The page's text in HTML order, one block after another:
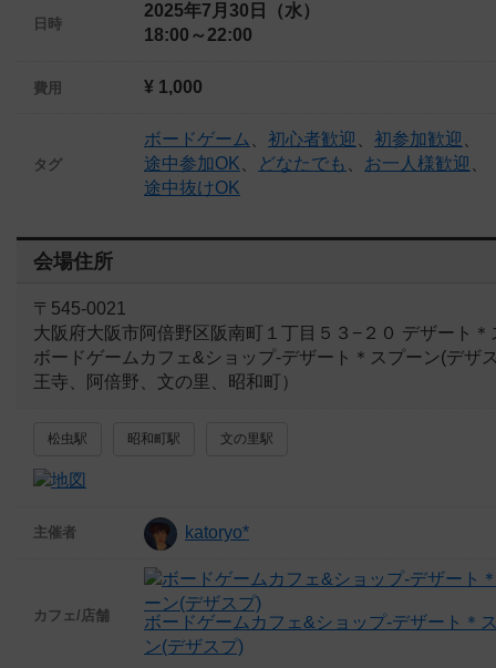
日時
2025年7月30日（水）
18:00～22:00
費用 ¥ 1,000
タグ
ボードゲーム 初心者歓迎 初参加歓迎
途中参加OK
どなたでも お一人様歓迎
途中抜けOK
会場住所
〒545-0021
大阪府大阪市阿倍野区阪南町１丁目５３−２０ デザート＊
ボードゲームカフェ&ショップ-デザート＊スプーン(デザ
王寺、阿倍野、文の里、昭和町）
松虫駅 昭和町駅 文の里駅
主催者 katoryo*
カフェ/店舗
ボードゲームカフェ&ショップ-デザート＊
ン(デザスプ)